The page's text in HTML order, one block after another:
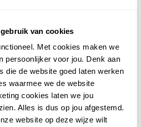
van cookies
Met cookies maken we
persoonlijker voor jou. Denk aan
die de website goed laten werken
waarmee we de website
cookies laten we jou
Alles is dus op jou afgestemd.
website op deze wijze wilt